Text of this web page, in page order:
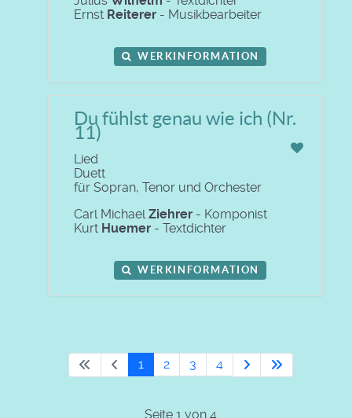
Ernst Reiterer - Musikbearbeiter
WERKINFORMATION
Du fühlst genau wie ich (Nr.
11)
Lied
Duett
für Sopran, Tenor und Orchester
Carl MichaelZiehrer - Komponist
Kurt Huemer - Textdichter
WERKINFORMATION
1 2 3 4
Seite 1 von 4